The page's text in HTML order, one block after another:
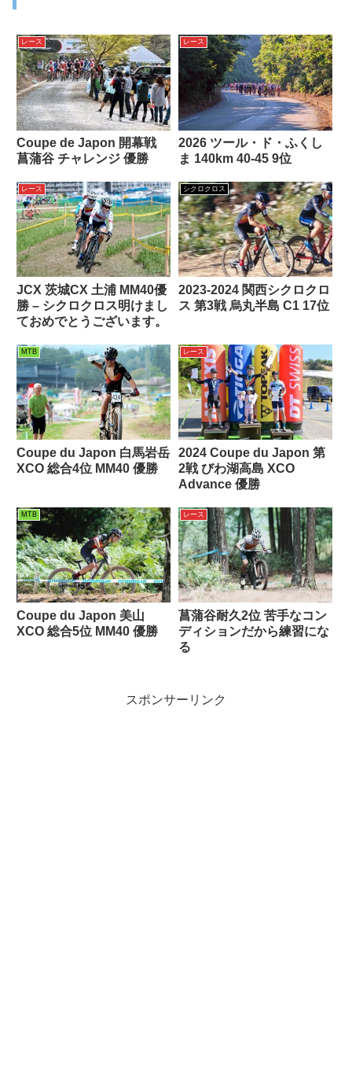
レース
Coupe de Japon 開幕戦
菖蒲谷 チャレンジ 優勝
レース
2026 ツール・ド・ふくし
ま 140km 40-45 9位
レース
JCX 茨城CX 土浦 MM40優
勝 – シクロクロス明けまし
ておめでとうございます。
シクロクロス
2023-2024 関西シクロクロ
ス 第3戦 烏丸半島 C1 17位
MTB
Coupe du Japon 白馬岩岳
XCO 総合4位 MM40 優勝
レース
2024 Coupe du Japon 第
2戦 びわ湖高島 XCO
Advance 優勝
MTB
Coupe du Japon 美山
XCO 総合5位 MM40 優勝
レース
菖蒲谷耐久2位 苦手なコン
ディションだから練習にな
る
スポンサーリンク